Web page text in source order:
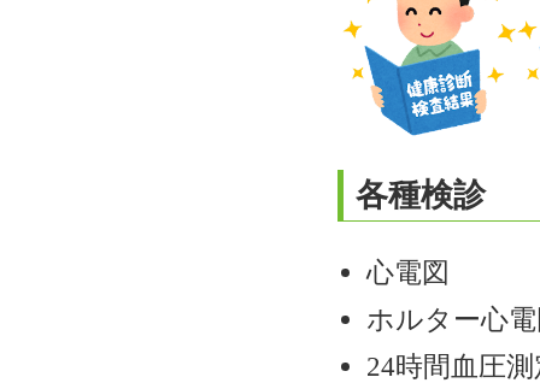
各種検診
心電図
ホルター心
24時間血圧